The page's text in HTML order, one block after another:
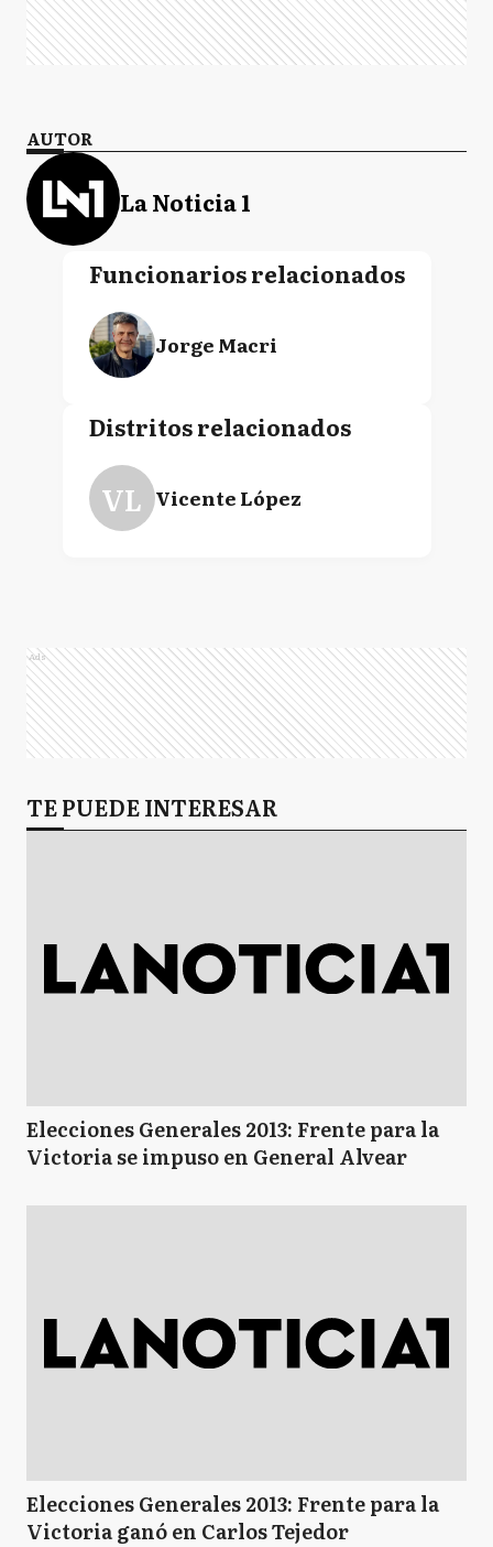
AUTOR
La Noticia 1
Funcionarios relacionados
Jorge Macri
Distritos relacionados
VL Vicente López
Ads
TE PUEDE INTERESAR
Elecciones Generales 2013: Frente para la
Victoria se impuso en General Alvear
Elecciones Generales 2013: Frente para la
Victoria ganó en Carlos Tejedor